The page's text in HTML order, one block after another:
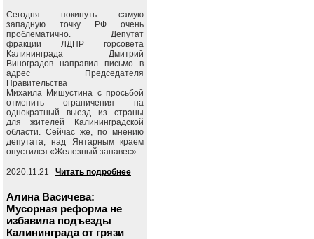
Сегодня покинуть самую
западную точку РФ очень
проблематично. Депутат
фракции ЛДПР горсовета
Калининграда Дмитрий
Виноградов направил письмо в
адрес Председателя
Правительства
Михаила Мишустина с просьбой
отменить ограничения на
однократный выезд из страны
для жителей Калининградской
области. Сейчас же, по мнению
депутата, над Янтарным краем
опустился «Железный занавес»:
2020.11.21 Читать подробнее
Алина Васичева:
Мусорная реформа не
избавила подъезды
Калининграда от грязи